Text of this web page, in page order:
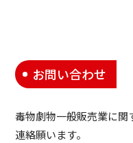
お問い合わせ
毒物劇物一般販売業に
連絡願います。